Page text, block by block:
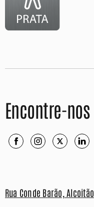
Encontre-nos
Rua Conde Barão, Alcoitão